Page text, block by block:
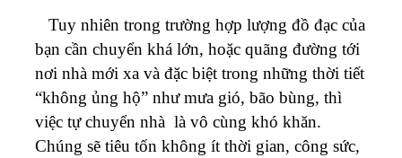
Tuy nhiên trong trường hợp lượng đồ đạc của
bạn cần chuyển khá lớn, hoặc quãng đường tới
nơi nhà mới xa và đặc biệt trong những thời tiết
“không ủng hộ” như mưa gió, bão bùng, thì
việc tự chuyển nhà là vô cùng khó khăn.
Chúng sẽ tiêu tốn không ít thời gian, công sức,